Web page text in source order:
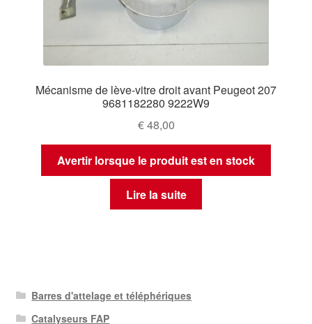
Mécanisme de lève-vitre droit avant Peugeot 207
9681182280 9222W9
€48,00
Avertir lorsque le produit est en stock
Lire la suite
Barres d'attelage et téléphériques
Catalyseurs FAP